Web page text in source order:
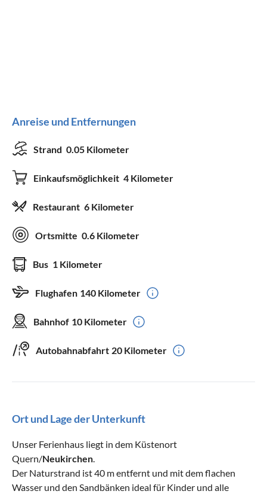
Anreise und Entfernungen
Strand 0.05 Kilometer
Einkaufsmöglichkeit 4 Kilometer
Restaurant 6 Kilometer
Ortsmitte 0.6 Kilometer
Bus 1 Kilometer
Flughafen 140 Kilometer
Bahnhof 10 Kilometer
Autobahnabfahrt 20 Kilometer
Ort und Lage der Unterkunft
Unser Ferienhaus liegt in dem Küstenort
Quern/Neukirchen
Der Naturstrand ist 40 m entfernt und mit dem flachen
Wasser und den Sandbänken ideal für Kinder und alle